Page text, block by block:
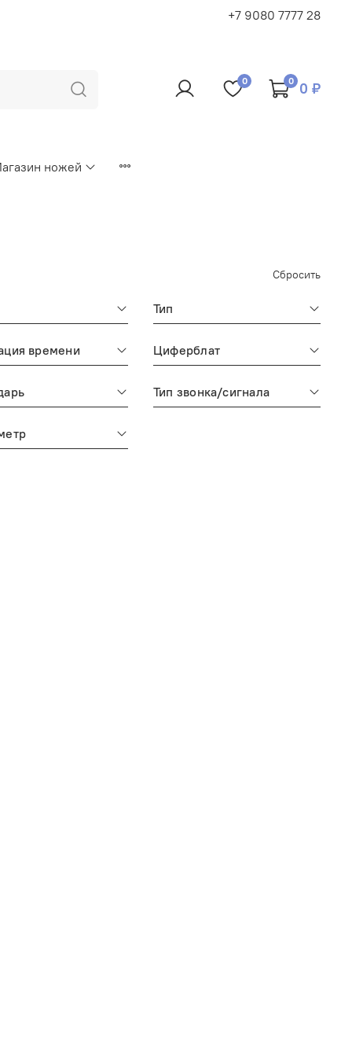
+7 9080 7777 28
0 0 0 ₽
ножей
Сбросить
Тип
времени Циферблат
Тип звонка/сигнала